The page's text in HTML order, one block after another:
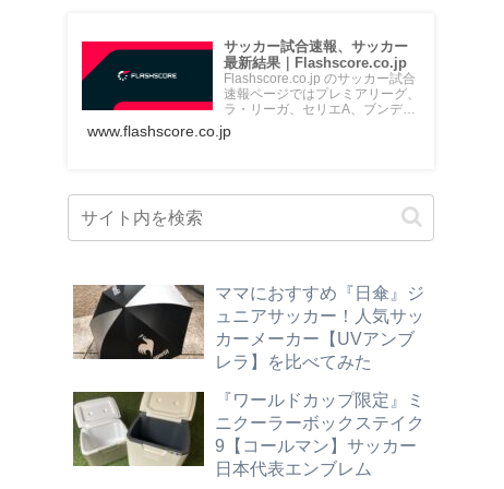
サッカー試合速報、サッカー
最新結果｜Flashscore.co.jp
Flashscore.co.jp のサッカー試合
速報ページではプレミアリーグ、
ラ・リーガ、セリエA、ブンデス
www.flashscore.co.jp
ママにおすすめ『日傘』ジ
ュニアサッカー！人気サッ
カーメーカー【UVアンブ
レラ】を比べてみた
『ワールドカップ限定』ミ
ニクーラーボックステイク
9【コールマン】サッカー
日本代表エンブレム